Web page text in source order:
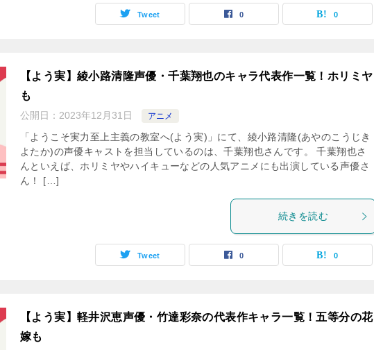
Tweet 0 0
【よう実】綾小路清隆声優・千葉翔也のキャラ代表作一覧！ホリミヤ
も
公開日： 2023年12月31日 アニメ
「ようこそ実力至上主義の教室へ(よう実)」にて、綾小路清隆(あやのこうじき
よたか)の声優キャストを担当しているのは、千葉翔也さんです。 千葉翔也さ
んといえば、ホリミヤやハイキューなどの人気アニメにも出演している声優さ
ん！ […]
続きを読む
Tweet 0 0
【よう実】軽井沢恵声優・竹達彩奈の代表作キャラ一覧！五等分の花
嫁も